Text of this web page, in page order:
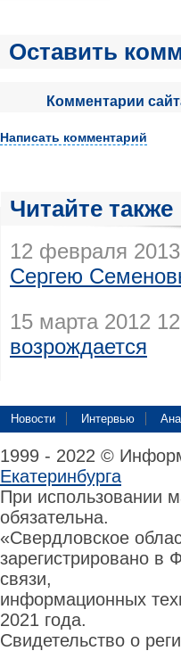
Оставить
Комментарии
Написать комментарий
Читайте также
12 февраля
Сергею
15 марта 2012
возрождается
Новости Интервью
1999 - 2022 ©
Екатеринбурга
При использовании
обязательна.
«Свердловское
зарегистрировано в
связи,
информационных
2021 года.
Свидетельство о